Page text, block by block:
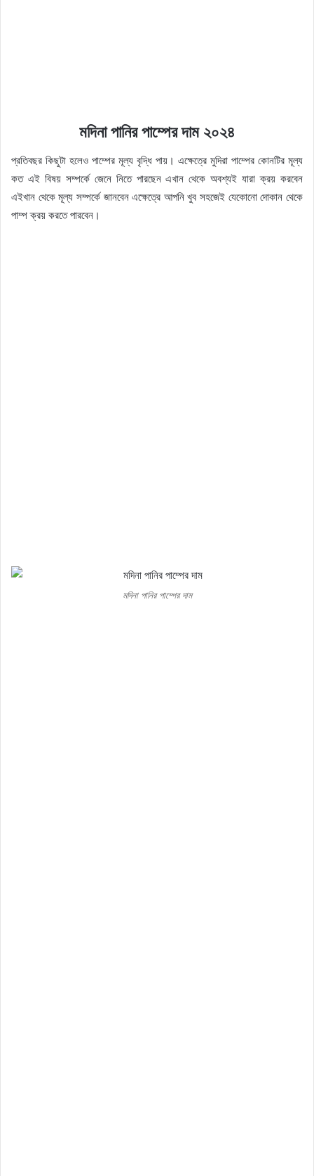
মদিনা পানির পাম্পের দাম ২০২৪
প্রতিবছর কিছুটা হলেও পাম্পের মূল্য বৃদ্ধি পায়। এক্ষেত্রে মুদিরা পাম্পের কোনটির মূল্য
কত এই বিষয় সম্পর্কে জেনে নিতে পারছেন এখান থেকে অবশ্যই যারা ক্রয় করবেন
এইখান থেকে মূল্য সম্পর্কে জানবেন এক্ষেত্রে আপনি খুব সহজেই যেকোনো দোকান থেকে
পাম্প ক্রয় করতে পারবেন।
মদিনা পানির পাম্পের দাম